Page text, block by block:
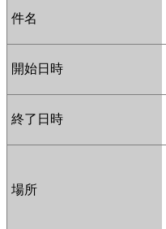
件名
開始日時
終了日時
場所